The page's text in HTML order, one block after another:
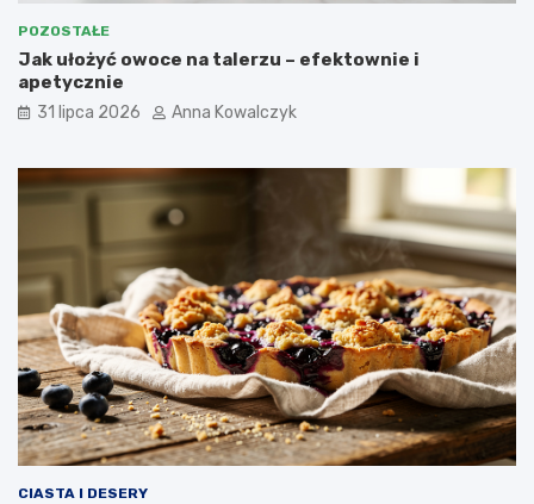
POZOSTAŁE
Jak ułożyć owoce na talerzu – efektownie i
apetycznie
31 lipca 2026 Anna Kowalczyk
CIASTA I DESERY